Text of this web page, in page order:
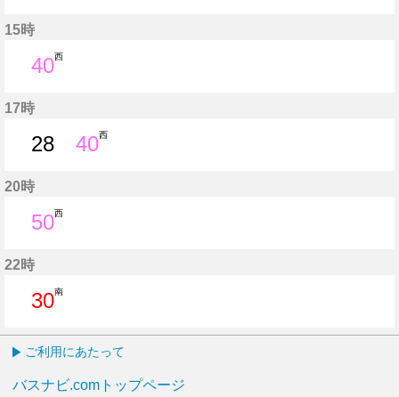
15時
40西
17時
28
40西
20時
50西
22時
30南
ご利用にあたって
バスナビ.comトップページ